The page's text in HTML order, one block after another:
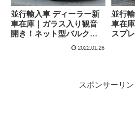
並行輸入車 ディーラー新
車在庫｜ガラス入り観音
開き！ネット型バルクヘ
ッド！新型ルノー エクス
2022.01.26
並行輸入車
車在庫
スプ
スポンサーリン